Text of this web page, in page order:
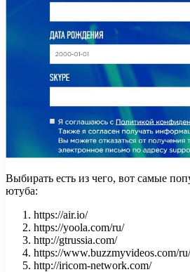
Выбирать есть из чего, вот самые
ютуба:
https://air.io/
https://yoola.com/ru/
http://gtrussia.com/
https://www.buzzmyvideos.com/ru/
http://iricom-network.com/